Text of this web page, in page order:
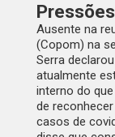
Ausente na
(Copom) na
Serra
atualmente
interno do
de
casos de